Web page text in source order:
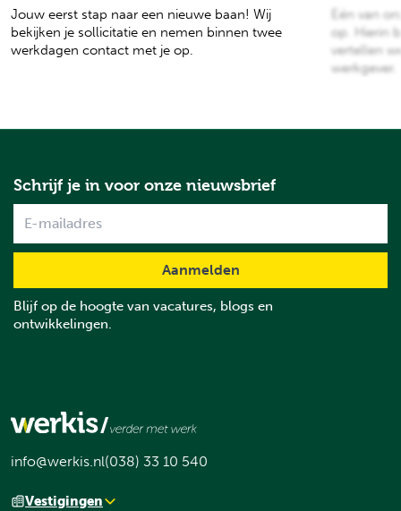
Jouw eerst stap naar een nieuwe baan! Wij
bekijken je sollicitatie en nemen binnen twee
werkdagen contact met je op.
Eén van
op. Hierin
vertellen
werkgever.
Schrijf je in voor onze nieuwsbrief
Blijf op de hoogte van vacatures, blogs en
ontwikkelingen.
info@werkis.nl(038) 33 10 540
Vestigingen